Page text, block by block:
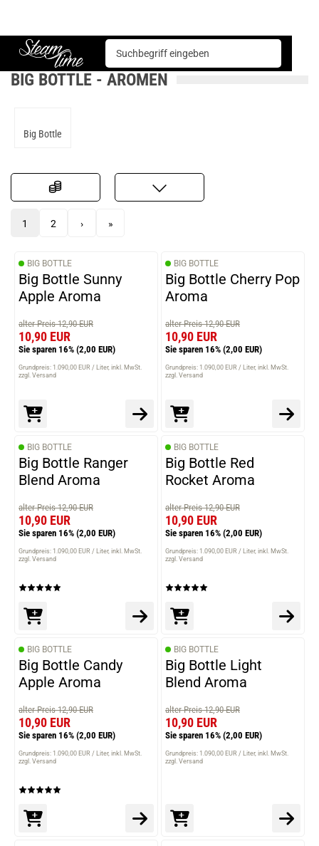
Steam time
Basen & Aromen Aromen Big Bottle
BIG BOTTLE - AROMEN
Big Bottle
1 2 › »
BIG BOTTLE
Big Bottle Sunny
Apple Aroma
alter Preis 12,90 EUR
10,90 EUR
Sie sparen 16% (2,00 EUR)
Grundpreis: 1.090,00 EUR / Liter inkl. MwSt.
zzgl. Versand
BIG BOTTLE
Big Bottle Cherry Pop
Aroma
alter Preis 12,90 EUR
10,90 EUR
Sie sparen 16% (2,00 EUR)
Grundpreis: 1.090,00 EUR / Liter inkl. MwSt.
zzgl. Versand
BIG BOTTLE
Big Bottle Ranger
Blend Aroma
alter Preis 12,90 EUR
10,90 EUR
Sie sparen 16% (2,00 EUR)
Grundpreis: 1.090,00 EUR / Liter inkl. MwSt.
zzgl. Versand
BIG BOTTLE
Big Bottle Red
Rocket Aroma
alter Preis 12,90 EUR
10,90 EUR
Sie sparen 16% (2,00 EUR)
Grundpreis: 1.090,00 EUR / Liter inkl. MwSt.
zzgl. Versand
BIG BOTTLE
Big Bottle Candy
Apple Aroma
alter Preis 12,90 EUR
10,90 EUR
Sie sparen 16% (2,00 EUR)
Grundpreis: 1.090,00 EUR / Liter inkl. MwSt.
zzgl. Versand
BIG BOTTLE
Big Bottle Light
Blend Aroma
alter Preis 12,90 EUR
10,90 EUR
Sie sparen 16% (2,00 EUR)
Grundpreis: 1.090,00 EUR / Liter inkl. MwSt.
zzgl. Versand